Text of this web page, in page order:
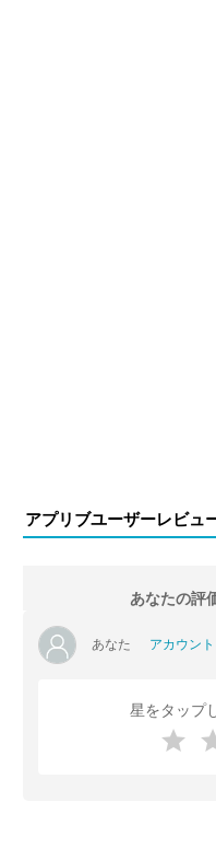
アプリブユーザーレビュ
あなたの評
あなた アカウン
星をタップ